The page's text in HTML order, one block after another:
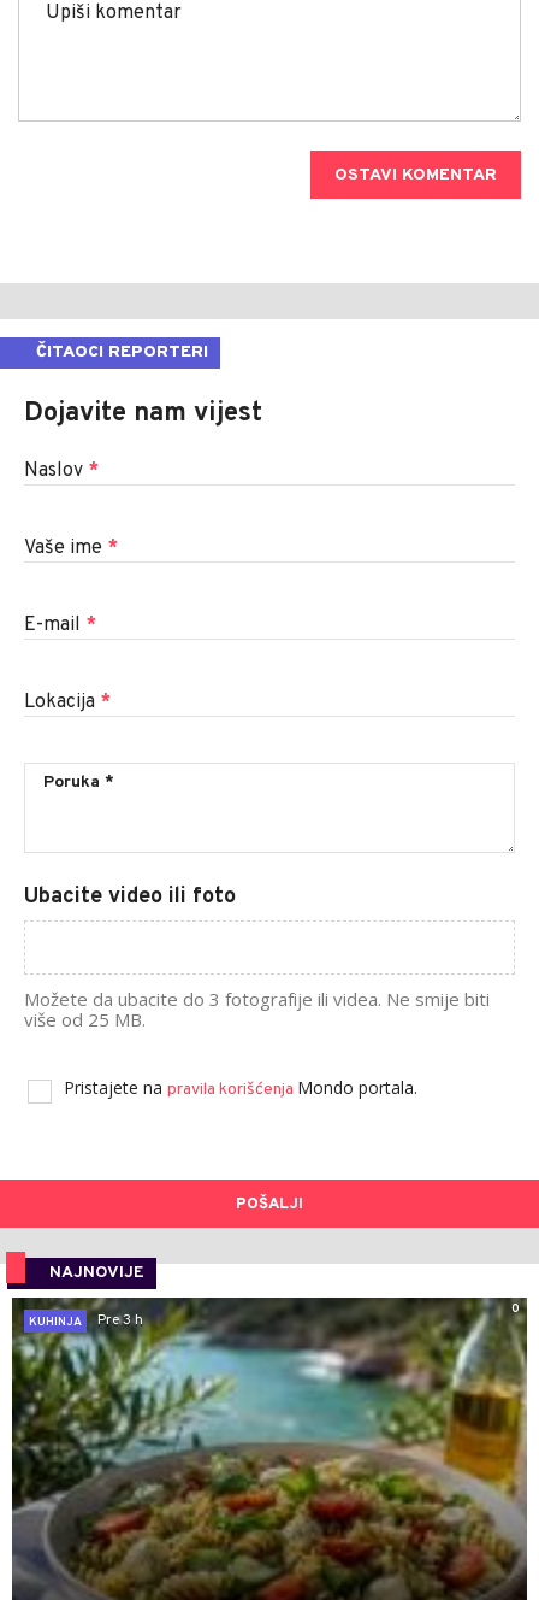
OSTAVI KOMENTAR
ČITAOCI REPORTERI
Dojavite nam vijest
Naslov *
Vaše ime *
E-mail *
Lokacija *
Ubacite video ili foto
Možete da ubacite do 3 fotografije ili videa. Ne smije biti
više od 25 MB.
Pristajete na pravila korišćenja Mondo portala.
POŠALJI
NAJNOVIJE
0
KUHINJA
Pre 3 h